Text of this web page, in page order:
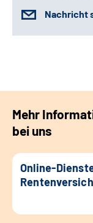
Nachricht
Mehr
bei uns
Online-